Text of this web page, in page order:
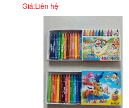
Giá:Liên hệ